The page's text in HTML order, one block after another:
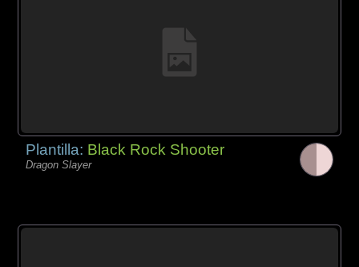
Plantilla: Black Rock Shooter
Dragon Slayer